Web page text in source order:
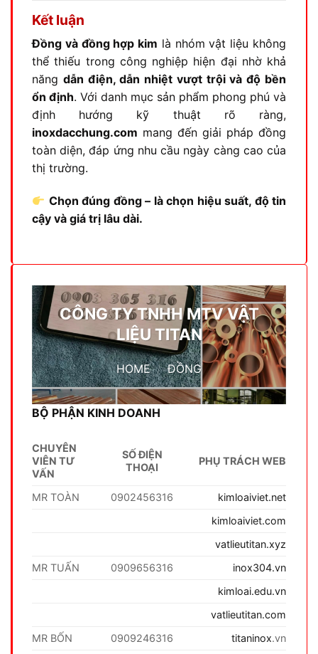
Kết luận
Đồng và đồng hợp kim là nhóm vật liệu không
thể thiếu trong công nghiệp hiện đại nhờ khả
năng dẫn điện, dẫn nhiệt vượt trội và độ bền
ổn định. Với danh mục sản phẩm phong phú và
định hướng kỹ thuật rõ ràng,
inoxdacchung.com mang đến giải pháp đồng
toàn diện, đáp ứng nhu cầu ngày càng cao của
thị trường.
Chọn đúng đồng – là chọn hiệu suất, độ tin
cậy và giá trị lâu dài.
CÔNG TY TNHH MTV VẬT
LIỆU TITAN
HOME / ĐỒNG
BỘ PHẬN KINH DOANH
CHUYÊN
VIÊN TƯ
VẤN
SỐ ĐIỆN
THOẠI
PHỤ TRÁCH WEB
MR TOÀN 0902456316
kimloaiviet.net
kimloaiviet.com
vatlieutitan.xyz
MR TUẤN
0909656316
inox304.vn
kimloai.edu.vn
vatlieutitan.com
MR BỐN
0909246316 titaninox.vn